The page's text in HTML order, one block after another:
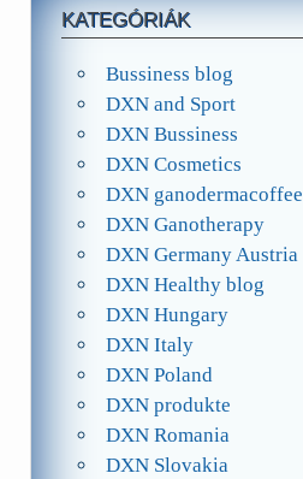
KATEGÓRIÁK
Bussiness blog
DXN and Sport
DXN Bussiness
DXN Cosmetics
DXN ganodermacoffee
DXN Ganotherapy
DXN Germany Austria
DXN Healthy blog
DXN Hungary
DXN Italy
DXN Poland
DXN produkte
DXN Romania
DXN Slovakia